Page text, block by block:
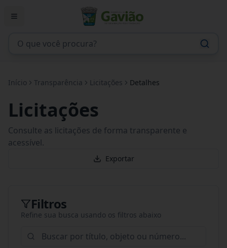
Início Transparência Licitações Detalhes
Licitações
Consulte as licitações de forma transparente e
acessível.
Exportar
Filtros
Refine sua busca usando os filtros abaixo